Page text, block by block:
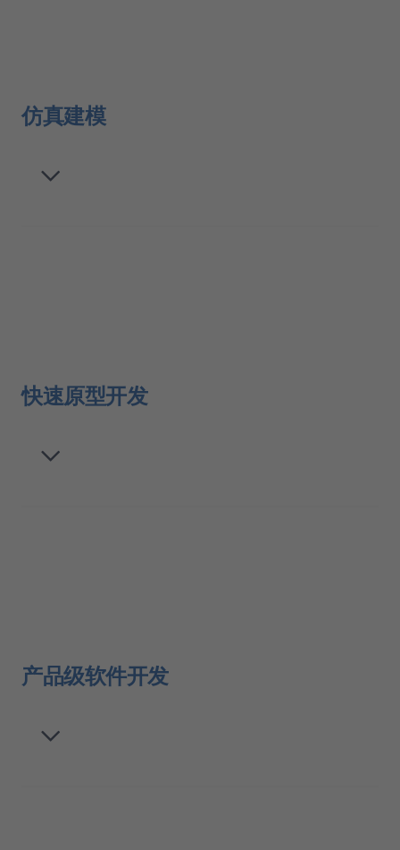
仿真建模
快速原型开发
产品级软件开发